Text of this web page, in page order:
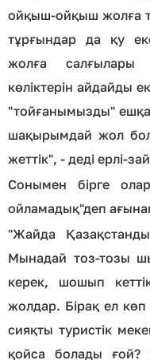
ойқыш-ойқыш жолға
тұрғындар да қу
жолға салғылары
көліктерін айдайды
"тойғанымызды"
шақырымдай жол
жеттік", - деді ерлі-
Сонымен бірге
ойламадық"деп
"Жайда
Мынадай тоз-тозы
керек, шошып
жолдар. Бірақ ел
сияқты туристік
қойса болады